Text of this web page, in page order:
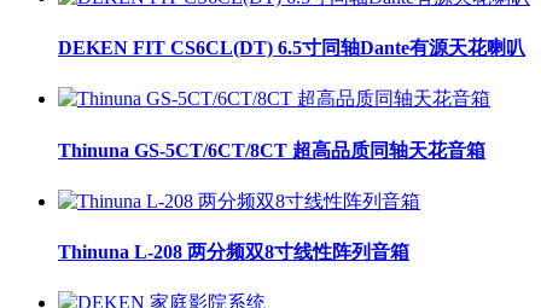
DEKEN FIT CS6CL(DT) 6.5寸同轴Dante有源天花喇叭
Thinuna GS-5CT/6CT/8CT 超高品质同轴天花音箱
Thinuna L-208 两分频双8寸线性阵列音箱